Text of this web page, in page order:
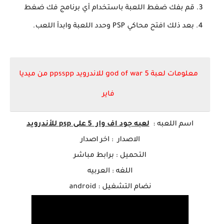
قم بفك ضغط اللعبة باستخدام أي برنامج فك ضغط
بعد ذلك افتح محاكي PSP وحدد اللعبة وابدأ اللعب.
معلومات لعبة god of war 5 للاندرويد ppsspp من ميديا
فاير
اسم اللعبه : لعبه جود اف وار 5 على psp للأندرويد
الاصدار : اخر اصدار
التحميل : برابط مباشر
اللغه : العربيه
نضام التشغيل : android